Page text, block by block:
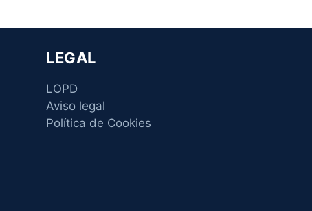
LEGAL
LOPD
Aviso legal
Política de Cookies